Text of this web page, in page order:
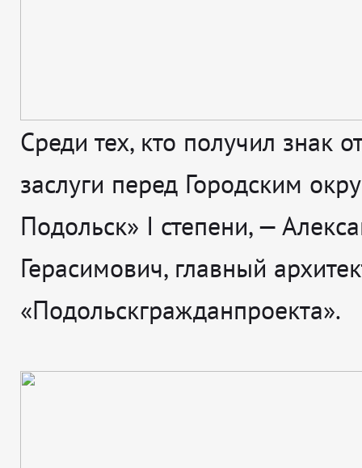
Среди тех, кто получил знак
заслуги перед Городским
Подольск» I степени, —
Герасимович, главный
«Подольскгражданпроекта».